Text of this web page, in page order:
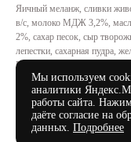
Мы используем
аналитики
работы сайта.
даёте согласие на
данных. Подробнее
Яичный меланж, сливки
в/с, молоко МДЖ 3,2%,
2%, сахар песок, сыр
лепестки, сахарная пудра,
Пищевая ценность в 100 г
Калорийность /
Хранить при t +4±2
Срок хранения: 72 часа